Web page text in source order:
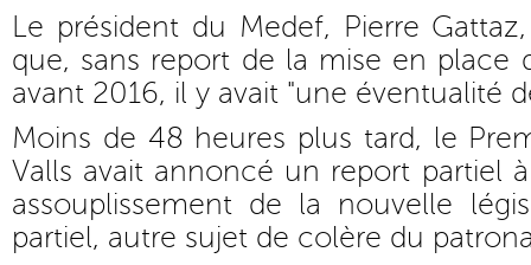
Le président du Medef, Pierre
que, sans report de la mise en place
avant 2016, il y avait "une éventualité
Moins de 48 heures plus tard, le
Valls avait annoncé un report partiel
assouplissement de la nouvelle
partiel, autre sujet de colère du